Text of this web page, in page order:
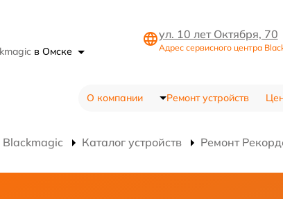
в Омске
ул. 10 лет Октября, 70
Адрес сервисного центра
О компании Ремонт устройств
Каталог устройств Ремонт